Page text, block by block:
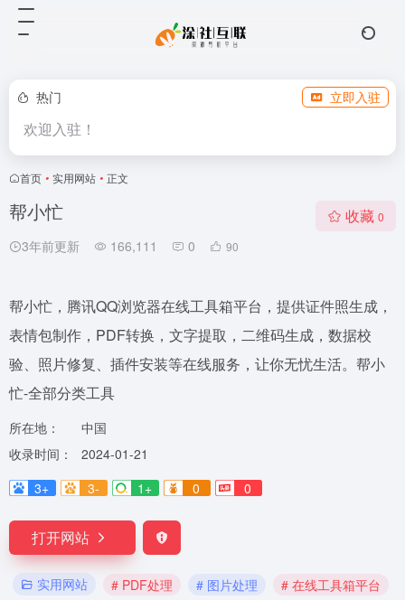
热门 立即入驻
欢迎入驻！
首页 • 实用网站 • 正文
帮小忙
3年前更新 166,111 0 90
收藏 0
帮小忙，腾讯QQ浏览器在线工具箱平台，提供证件照生成，
表情包制作，PDF转换，文字提取，二维码生成，数据校
验、照片修复、插件安装等在线服务，让你无忧生活。帮小
忙-全部分类工具
所在地：
中国
收录时间：
2024-01-21
3+
3- 1+ 0 0
打开网站
实用网站 # PDF处理 # 图片处理
# 在线工具箱平台